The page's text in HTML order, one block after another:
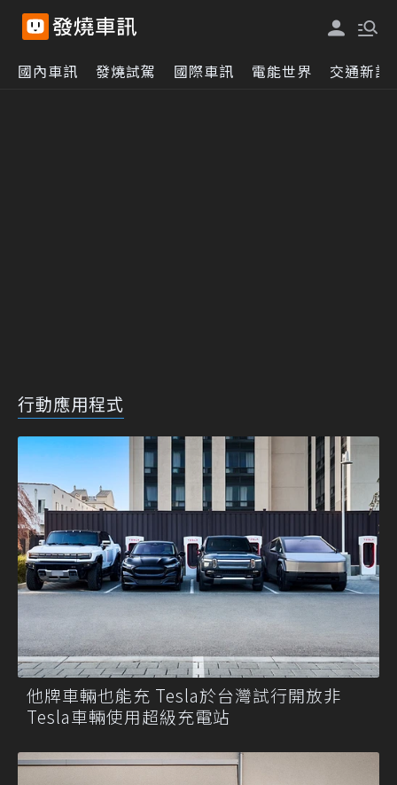
國內車訊 發燒試駕 國際車訊 電能世界 交通新訊
行動應用程式
他牌車輛也能充 Tesla於台灣試行開放非
Tesla車輛使用超級充電站